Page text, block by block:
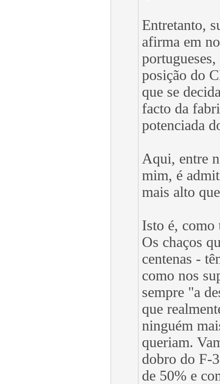
Entretanto,
afirma em
posição do
que se
facto da
potenciada
Aqui, entre
mim, é
mais alto
Isto é, como
Os chaços
centenas -
como nos
sempre "a
que
ninguém
queriam.
dobro do F-
de 50% e